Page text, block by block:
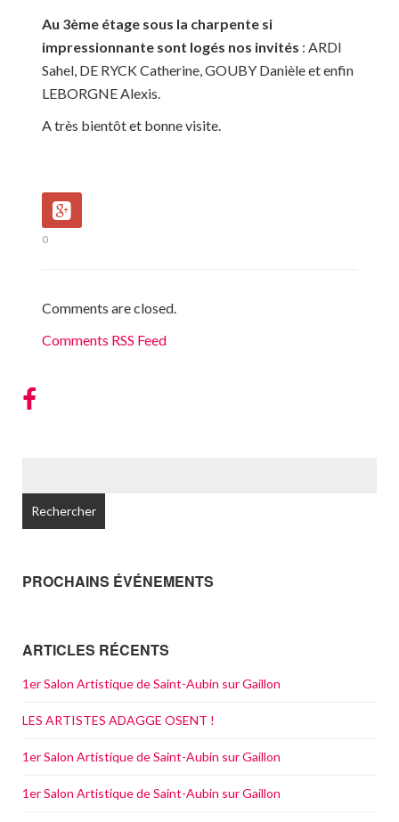
Au 3ème étage sous la charpente si
impressionnante sont logés nos invités : ARDI
Sahel, DE RYCK Catherine, GOUBY Danièle et enfin
LEBORGNE Alexis.
A très bientôt et bonne visite.
0
Comments are closed.
Comments RSS Feed
PROCHAINS ÉVÉNEMENTS
ARTICLES RÉCENTS
1er Salon Artistique de Saint-Aubin sur Gaillon
LES ARTISTES ADAGGE OSENT !
1er Salon Artistique de Saint-Aubin sur Gaillon
1er Salon Artistique de Saint-Aubin sur Gaillon